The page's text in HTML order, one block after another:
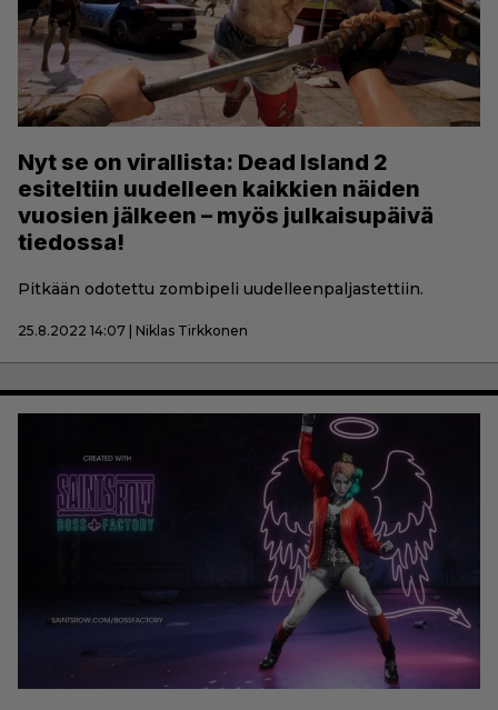
Nyt se on virallista: Dead Island 2
esiteltiin uudelleen kaikkien näiden
vuosien jälkeen – myös julkaisupäivä
tiedossa!
Pitkään odotettu zombipeli uudelleenpaljastettiin.
25.8.2022 14:07 | Niklas Tirkkonen